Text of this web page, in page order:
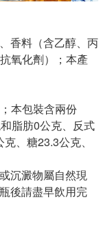
香料（含乙醇、丙
氧化劑）；本產
本包裝含兩份
脂肪0公克、反式
、糖23.3公克、
沉澱物屬自然現
後請盡早飲用完